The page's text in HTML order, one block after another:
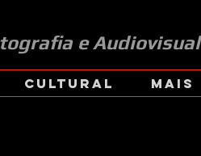
e Audiovisual
CULTURAL Mais